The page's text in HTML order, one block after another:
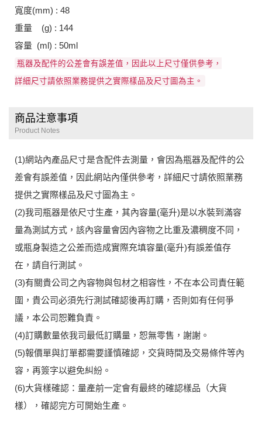
寬度(mm) : 48
重量 (g) : 144
容量 (ml) : 50ml
瓶器及配件的公差會有誤差值，因此以上尺寸僅供參考，
詳細尺寸請依照業務提供之實際樣品及尺寸圖為主。
商品注意事項
Product Notes
(1)網站內產品尺寸是含配件去測量，會因為瓶器及配件的公
差會有誤差值，因此網站內僅供參考，詳細尺寸請依照業務
提供之實際樣品及尺寸圖為主。
(2)我司瓶器是依尺寸生產，其內容量(毫升)是以水裝到滿容
量為測試方式，該內容量會因內容物之比重及濃稠度不同，
或瓶身製造之公差而造成實際充填容量(毫升)有誤差值存
在，請自行測試。
(3)有關貴公司之內容物與包材之相容性，不在本公司責任範
圍，貴公司必須先行測試確認後再訂購，否則如有任何爭
議，本公司恕難負責。
(4)訂購數量依我司最低訂購量，恕無零售，謝謝。
(5)報價單與訂單都需要謹慎確認，交貨時間及交易條件等內
容，再簽字以避免糾紛。
(6)大貨樣確認：量產前一定會有最終的確認樣品（大貨
樣），確認完方可開始生產。